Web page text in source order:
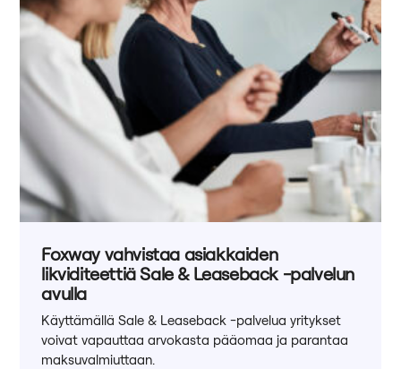
Foxway vahvistaa asiakkaiden
likviditeettiä Sale & Leaseback -palvelun
avulla
Käyttämällä Sale & Leaseback -palvelua yritykset
voivat vapauttaa arvokasta pääomaa ja parantaa
maksuvalmiuttaan.